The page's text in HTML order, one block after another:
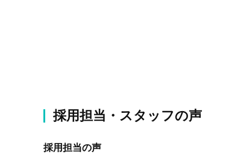
採用担当・スタッフの声
採用担当の声